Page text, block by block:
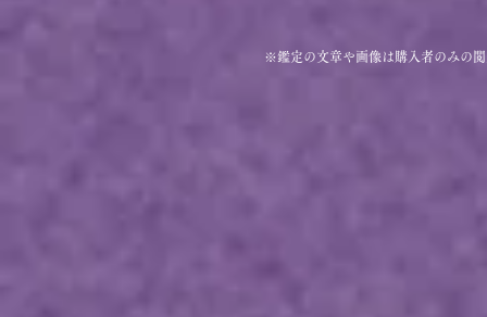
※鑑定の文章や画像は購入者のみの